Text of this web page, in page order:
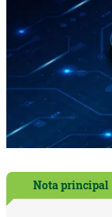
Nota principal